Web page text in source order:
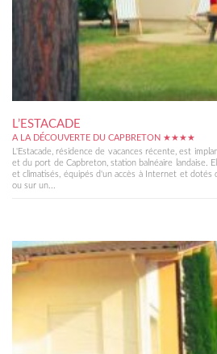
L’ESTACADE
A LA DÉCOUVERTE DU CAPBRETON ★★★★
L'Estacade, résidence de vacances récente, est
et du port de Capbreton, station balnéaire landaise.
et climatisés, équipés d'un accès à Internet et
ou sur un...